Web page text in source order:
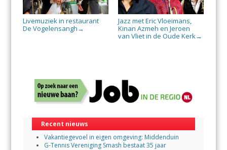
Livemuziek in restaurant
De Vogelensangh →
Jazz met Eric Vloeimans,
Kinan Azmeh en Jeroen
van Vliet in de Oude Kerk→
Recent nieuws
Vakantiegevoel in eigen omgeving: Middenduin
G-Tennis Vereniging Smash bestaat 35 jaar